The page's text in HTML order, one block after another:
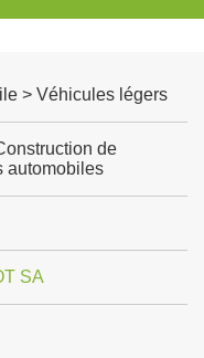
> Véhicules légers
de
automobiles
SA